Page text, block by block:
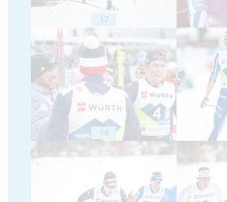
17
19